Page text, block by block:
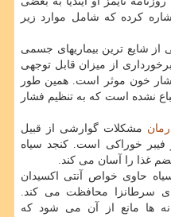
کرده که شامل موارد زیر
از شایع ترین بیماریهای جسمی
از میزان قابل توجهی
خون موثر است. همین طور
نشده است که به تنظیم فشار
مشکلات گوارشی از قبیل
خوراکی است. کنجد سیاه
غذا را آسان می کند.
حاوی خواص آنتی اکسیدان
سرطانزا محافظت می کند.
ها مانع از آن می شود که